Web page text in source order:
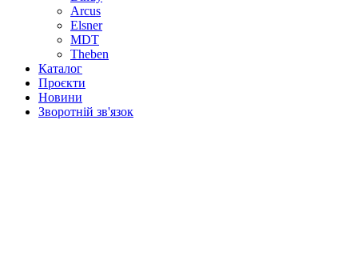
Arcus
Elsner
MDT
Theben
Каталог
Проєкти
Новини
Зворотній зв'язок